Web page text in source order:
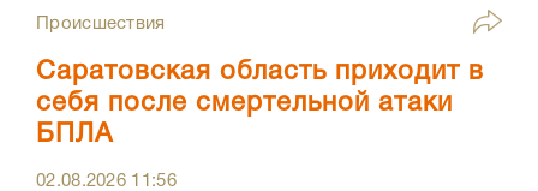
Происшествия
Саратовская область приходит в
себя после смертельной атаки
БПЛА
02.08.2026 11:56